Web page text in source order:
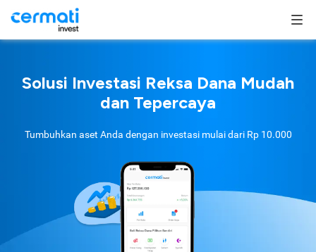
Solusi Investasi Reksa Dana Mudah
dan Tepercaya
Tumbuhkan aset Anda dengan investasi mulai dari Rp 10.000